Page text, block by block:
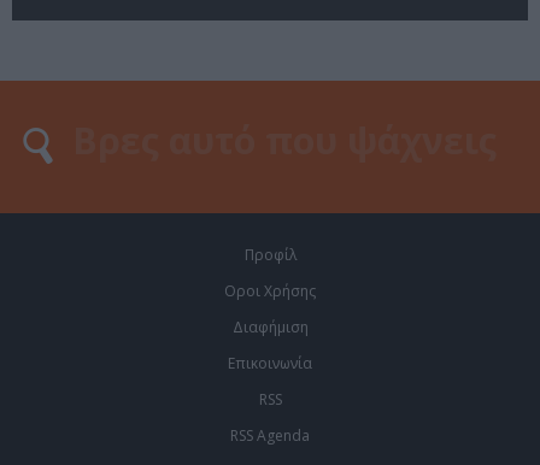
Προφίλ
Οροι Χρήσης
Διαφήμιση
Επικοινωνία
RSS
RSS Agenda